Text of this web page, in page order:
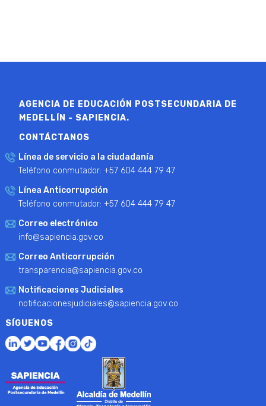
AGENCIA DE EDUCACIÓN POSTSECUNDARIA DE
MEDELLÍN - SAPIENCIA.
CONTÁCTANOS
Línea de servicio a la ciudadanía
Teléfono conmutador: +57 604 444 79 47
Línea Anticorrupción
Teléfono conmutador: +57 604 444 79 47
Correo electrónico
info@sapiencia.gov.co
Correo Anticorrupción
transparencia@sapiencia.gov.co
Notificaciones Judiciales
notificacionesjudiciales@sapiencia.gov.co
SÍGUENOS